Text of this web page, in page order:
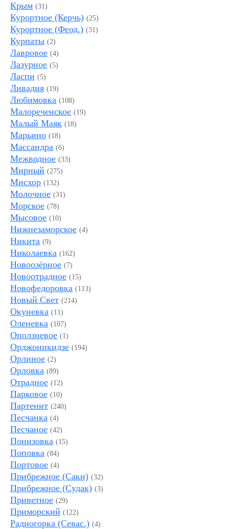
Крым (31)
Курортное (Керчь) (25)
Курортное (Феод.) (31)
Курпаты (2)
Лавровое (4)
Лазурное (5)
Ласпи (5)
Ливадия (19)
Любимовка (108)
Малореченское (19)
Малый Маяк (18)
Марьино (18)
Массандра (6)
Межводное (33)
Мирный (275)
Мисхор (132)
Молочное (31)
Морское (78)
Мысовое (10)
Нижнезаморское (4)
Никита (9)
Николаевка (162)
Новоозёрное (7)
Новоотрадное (15)
Новофедоровка (113)
Новый Свет (214)
Окуневка (11)
Оленевка (107)
Оползневое (1)
Орджоникидзе (194)
Орлиное (2)
Орловка (89)
Отрадное (12)
Парковое (10)
Партенит (240)
Песчанка (4)
Песчаное (42)
Понизовка (15)
Поповка (84)
Портовое (4)
Прибрежное (Саки) (32)
Прибрежное (Судак) (3)
Приветное (29)
Приморский (122)
Радиогорка (Севас.) (4)